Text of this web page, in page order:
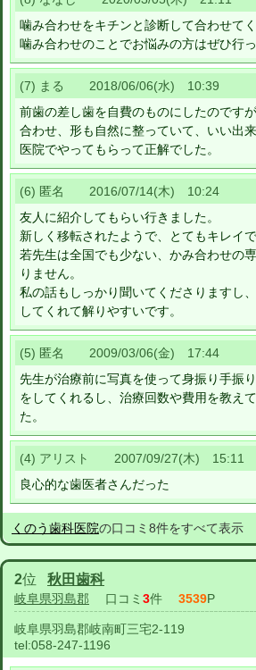
噛み合わせをキチンと診断して合わせて
噛み合わせのことでお悩みの方はぜひ行
(7) まる 2018/06/06(水) 10:39
前歯の差し歯を自費のものにしたのです
合わせ、形も自然に整っていて、いい出
医院でやってもらって正解でした。
(6) 匿名 2016/07/14(木) 10:24
友人に紹介してもらい行きました。
新しく移転されたようで、とてもキレイで
若先生は全国でも少ない、かみ合わせの
りません。
私の話もしっかり聞いてくださりますし
してくれて解りやすいです。
(5) 匿名 2009/03/06(金) 17:44
先生が治療前に写真を使って身振り手振
をしてくれるし、治療回数や費用を教え
た。
(4) アリスト 2007/09/27(木) 15:11
良心的な歯医者さんだった
くのう歯科医院の口コミ8件をすべて表示
2位 秋田歯科
岐阜県羽島郡 口コミ 3件 3539P
岐阜県羽島郡岐南町三宅2-119
tel:058-247-1196